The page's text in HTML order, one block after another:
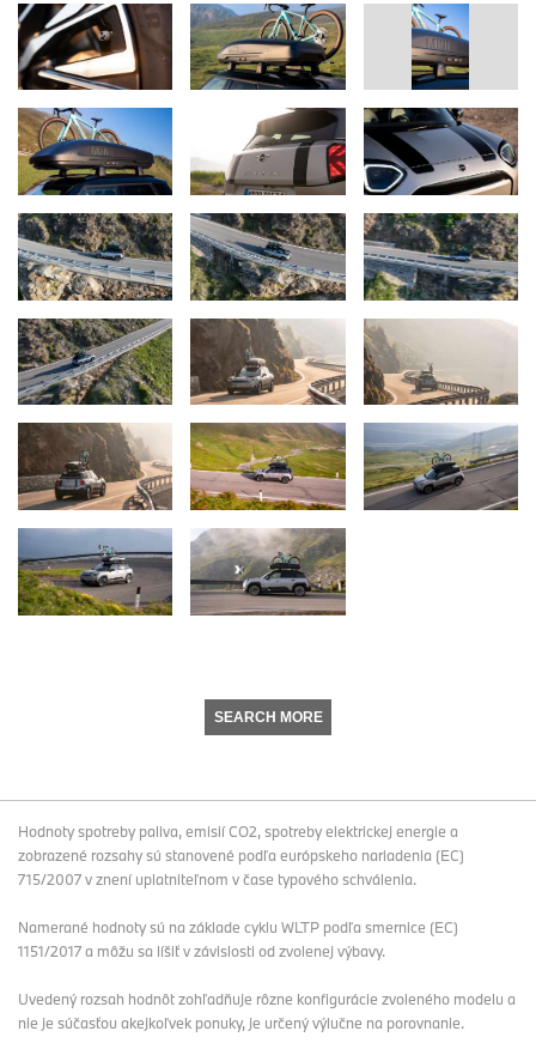
SEARCH MORE
Hodnoty spotreby paliva, emisií CO2, spotreby elektrickej energie a
zobrazené rozsahy sú stanovené podľa európskeho nariadenia (EC)
715/2007 v znení uplatniteľnom v čase typového schválenia.
Namerané hodnoty sú na základe cyklu WLTP podľa smernice (EC)
1151/2017 a môžu sa líšiť v závislosti od zvolenej výbavy.
Uvedený rozsah hodnôt zohľadňuje rôzne konfigurácie zvoleného modelu a
nie je súčasťou akejkoľvek ponuky, je určený výlučne na porovnanie.